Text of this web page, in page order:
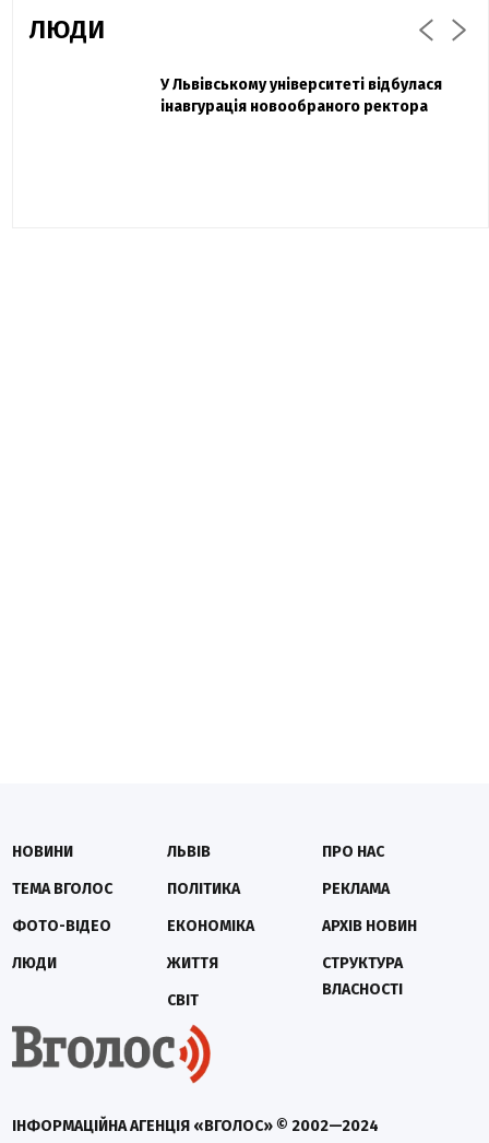
ЛЮДИ
Павло Дак
Захисник "Азовсталі" Діанов вдруге
одружився та показав фото з весілля
У Львівському університеті відбулася
інавгурація новообраного ректора
ІНФОРМАЦІЙНА АГЕНЦІЯ «ВГОЛОС» © 2002—2024
НОВИНИ
ТЕМА ВГОЛОС
ФОТО-ВІДЕО
ЛЮДИ
ЛЬВІВ
ПОЛІТИКА
ЕКОНОМІКА
ЖИТТЯ
СВІТ
ПРО НАС
РЕКЛАМА
АРХІВ НОВИН
СТРУКТУРА
ВЛАСНОСТІ